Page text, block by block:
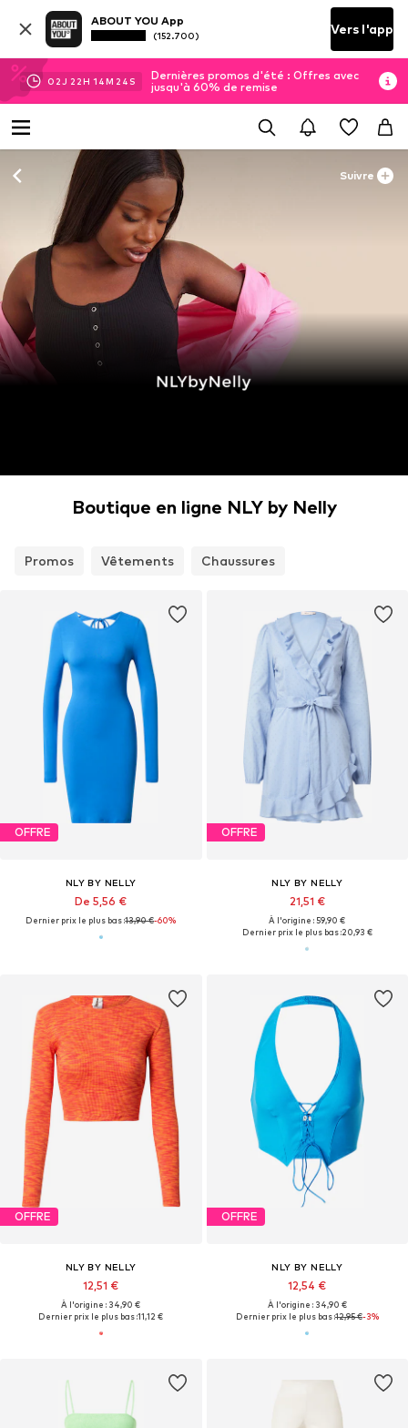
ABOUT YOU App
(152.700) Vers l'app
02J 22H 14M 22 S
Dernières promos d'été : Offres avec
jusqu'à 60% de remise
Suivre
Boutique en ligne NLY by Nelly
Promos Vêtements Chaussures
OFFRE
NLY BY NELLY
De 5,56 €
Dernier prix le plus bas :13,90 €-60%
OFFRE
NLY BY NELLY
21,51 €
À l'origine : 59,90 €
Dernier prix le plus bas :20,93 €
OFFRE
NLY BY NELLY
12,51 €
À l'origine : 34,90 €
Dernier prix le plus bas :11,12 €
OFFRE
NLY BY NELLY
12,54 €
À l'origine : 34,90 €
Dernier prix le plus bas :12,95 €-3%